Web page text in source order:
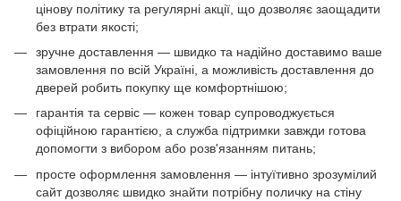
цінову політику та регулярні акції, що дозволяє заощадити
без втрати якості;
зручне доставлення — швидко та надійно доставимо ваше
замовлення по всій Україні, а можливість доставлення до
дверей робить покупку ще комфортнішою;
гарантія та сервіс — кожен товар супроводжується
офіційною гарантією, а служба підтримки завжди готова
допомогти з вибором або розв'язанням питань;
просте оформлення замовлення — інтуїтивно зрозумілий
сайт дозволяє швидко знайти потрібну поличку на стіну